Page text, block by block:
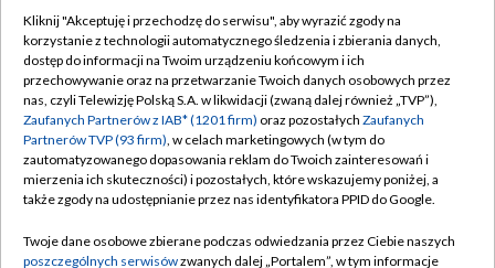
Abonament TVP
Sklep TVP
Biuro Reklamy
Oferta Handlowa
Telegazeta ogłoszenia
Rada Programowa
Regulamin TVP
Polityka prywatności
Moje zgody
Biuro reklamy
Kontakt
Kanały
Kliknij "Akceptuję i przechodzę do serwisu", aby wyrazić zgody na
korzystanie z technologii automatycznego śledzenia i zbierania danych,
dostęp do informacji na Twoim urządzeniu końcowym i ich
przechowywanie oraz na przetwarzanie Twoich danych osobowych przez
nas, czyli Telewizję Polską S.A. w likwidacji (zwaną dalej również „TVP”),
Zaufanych Partnerów z IAB* (1201 firm) oraz pozostałych Zaufanych
Partnerów TVP (93 firm), w celach marketingowych (w tym do
zautomatyzowanego dopasowania reklam do Twoich zainteresowań i
mierzenia ich skuteczności) i pozostałych, które wskazujemy poniżej, a
także zgody na udostępnianie przez nas identyfikatora PPID do Google.
Twoje dane osobowe zbierane podczas odwiedzania przez Ciebie naszych
poszczególnych serwisówzwanych dalej „Portalem”, w tym informacje